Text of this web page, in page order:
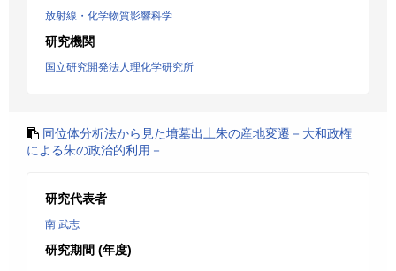
放射線・化学物質影響科学
研究機関
国立研究開発法人理化学研究所
同位体分析法から見た墳墓出土朱の産地変遷－大和政権
による朱の政治的利用－
研究代表者
南 武志
研究期間 (年度)